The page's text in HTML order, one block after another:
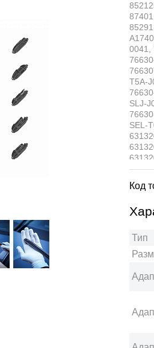
0041,
T5A-
SLJ-
SEL-
67-
67-
67-
MB
Код
Тип